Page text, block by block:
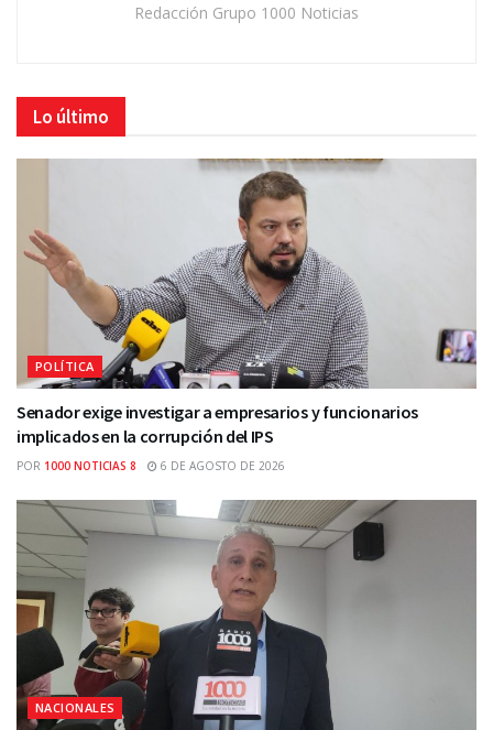
Redacción Grupo 1000 Noticias
Lo último
POLÍTICA
Senador exige investigar a empresarios y funcionarios
implicados en la corrupción del IPS
POR 1000 NOTICIAS 8 6 DE AGOSTO DE 2026
NACIONALES